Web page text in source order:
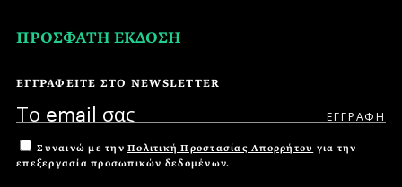
ΠΡΟΣΦΑΤΗ ΕΚΔΟΣΗ
ΕΓΓΡΑΦΕΙΤΕ ΣΤΟ NEWSLETTER
Συναινώ με την Πολιτική Προστασίας Απορρήτου για την
επεξεργασία προσωπικών δεδομένων.